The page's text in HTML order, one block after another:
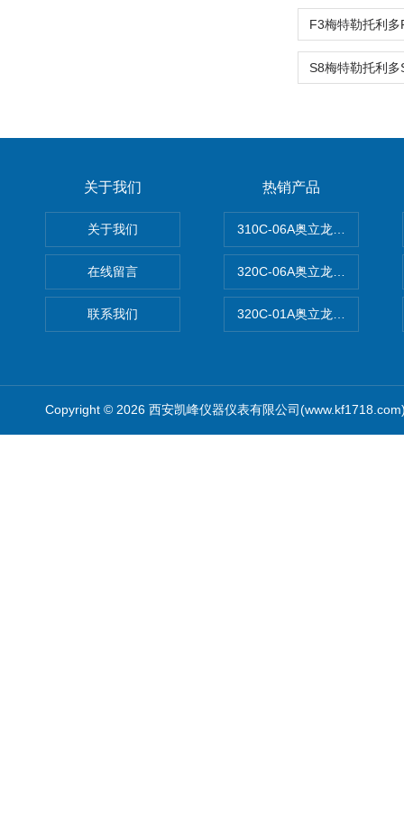
关于我们
关于我们
在线留言
联系我们
热销产品
310C-06A奥立龙实验室台式
320C-06A奥立龙实验室便携
320C-01A奥立龙实验室便携
Copyright © 2026 西安凯峰仪器仪表有限公司